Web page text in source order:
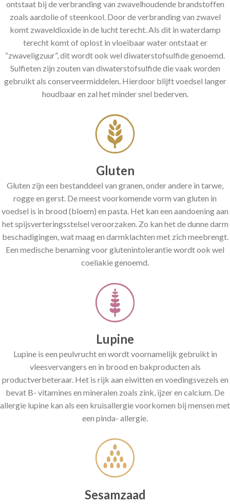
ontstaat bij de verbranding van zwavelhoudende brandstoffen
zoals aardolie of steenkool. Door de verbranding van zwavel
komt zwaveldioxide in de lucht terecht. Als dit in waterdamp
terecht komt of oplost in vloeibaar water ontstaat er
“zwaveligzuur”, dit wordt ook wel diwaterstofsulfide genoemd.
Sulfieten zijn zouten van diwaterstofsulfide die vaak worden
gebruikt als conserveermiddelen. Hierdoor blijft voedsel langer
houdbaar en zal het minder snel bederven.
Gluten
Gluten zijn een bestanddeel van granen, onder andere in tarwe,
rogge en gerst. De meest voorkomende vorm van gluten in
voedsel is in brood (bloem) en pasta. Het kan een aandoening aan
het spijsverteringsstelsel veroorzaken. Zo kan het de dunne darm
beschadigingen, wat maag en darmklachten met zich meebrengt.
Een medische benaming voor glutenintolerantie wordt ook wel
coeliakie genoemd.
Lupine
Lupine is een peulvrucht en wordt voornamelijk gebruikt in
vleesvervangers en in brood en bakproducten als
productverbeteraar. Het is rijk aan eiwitten en voedingsvezels en
bevat B- vitamines en mineralen zoals zink, ijzer en calcium. De
allergie lupine kan als een kruisallergie voorkomen bij mensen met
een pinda- allergie.
Sesamzaad